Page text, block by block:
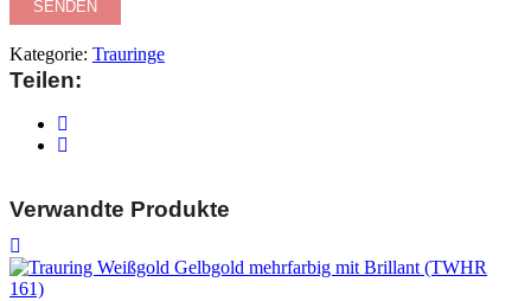
Kategorie: Trauringe
Teilen:
Verwandte Produkte